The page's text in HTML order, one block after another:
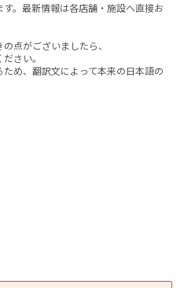
。最新情報は各店舗・施設へ直接お
点がございましたら、
さい。
め、翻訳文によって本来の日本語の